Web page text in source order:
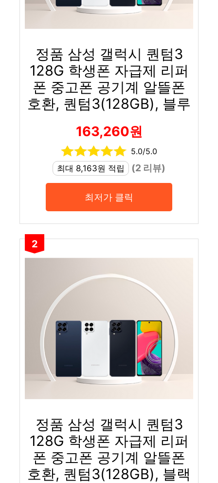
정품 삼성 갤럭시 퀀텀3
128G 학생폰 자급제 리퍼
폰 중고폰 공기계 알뜰폰
호환, 퀀텀3(128GB), 블루
163,260원
5.0/5.0
최대 8,163원 적립
(2 리뷰)
최저가 클릭
2
정품 삼성 갤럭시 퀀텀3
128G 학생폰 자급제 리퍼
폰 중고폰 공기계 알뜰폰
호환, 퀀텀3(128GB), 블랙